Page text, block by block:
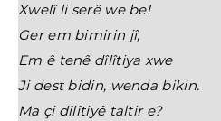
Xwelî li serê we be!
Ger em bimirin jî,
Em ê tenê dîlîtiya xwe
Ji dest bidin, wenda bikin.
Ma çi dîlîtiyê taltir e?